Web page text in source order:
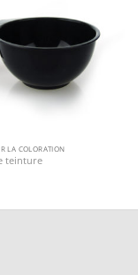
LA COLORATION
teinture